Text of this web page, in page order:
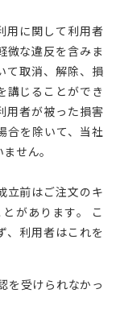
用に関して利用者
微な違反を含みま
て取消、解除、損
講じることができ
用者が被った損害
合を除いて、当社
せん。
立前はご注文のキ
があります。 こ
、利用者はこれを
を受けられなかっ